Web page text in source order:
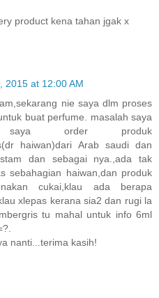
product kena tahan jgak x
2015 at 12:00 AM
nie saya dlm proses
buat perfume. masalah saya
order produk
haiwan)dari Arab saudi dan
dan sebagai nya.,ada tak
sebahagian haiwan,dan produk
cukai,klau ada berapa
xlepas kerana sia2 dan rugi la
tu mahal untuk info 6ml
nanti...terima kasih!